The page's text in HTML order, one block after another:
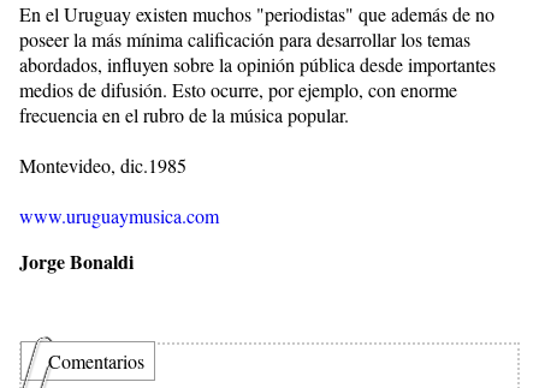
En el Uruguay existen muchos "periodistas" que además de no
poseer la más mínima calificación para desarrollar los temas
abordados, influyen sobre la opinión pública desde importantes
medios de difusión. Esto ocurre, por ejemplo, con enorme
frecuencia en el rubro de la música popular.
Montevideo, dic.1985
www.uruguaymusica.com
Jorge Bonaldi
Comentarios